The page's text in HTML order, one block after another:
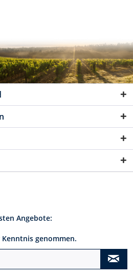
Angebote:
Kenntnis genommen.